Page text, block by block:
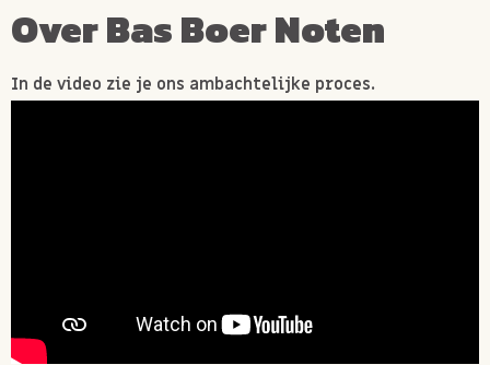
Over Bas Boer Noten
In de video zie je ons ambachtelijke proces.